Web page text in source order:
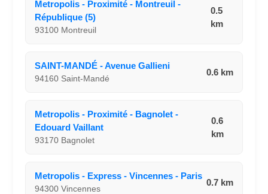
Metropolis - Proximité - Montreuil -
République (5)
93100 Montreuil
0.5
km
SAINT-MANDÉ - Avenue Gallieni
94160 Saint-Mandé
0.6 km
Metropolis - Proximité - Bagnolet -
Edouard Vaillant
93170 Bagnolet
0.6
km
Metropolis - Express - Vincennes - Paris
94300 Vincennes
0.7 km